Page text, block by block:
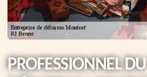
PROFESSIONNEL DU